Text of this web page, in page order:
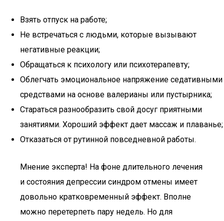
Взять отпуск на работе;
Не встречаться с людьми, которые вызывают
негативные реакции;
Обращаться к психологу или психотерапевту;
Облегчать эмоциональное напряжение седативными
средствами на основе валерианы или пустырника;
Стараться разнообразить свой досуг приятными
занятиями. Хороший эффект дает массаж и плаванье;
Отказаться от рутинной повседневной работы.
Мнение эксперта! На фоне длительного лечения
и состояния депрессии синдром отмены имеет
довольно кратковременный эффект. Вполне
можно перетерпеть пару недель. Но для